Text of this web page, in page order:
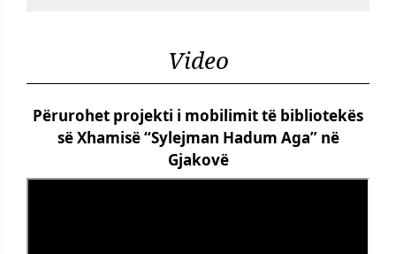
Video
Përurohet projekti i mobilimit të bibliotekës
së Xhamisë “Sylejman Hadum Aga” në
Gjakovë